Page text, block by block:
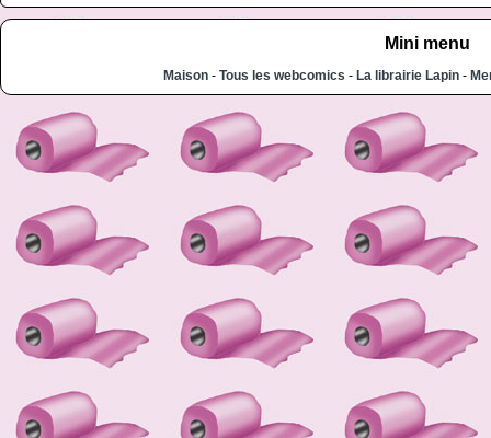
Mini menu
Maison- Tous les webcomics - La librairie Lapin-